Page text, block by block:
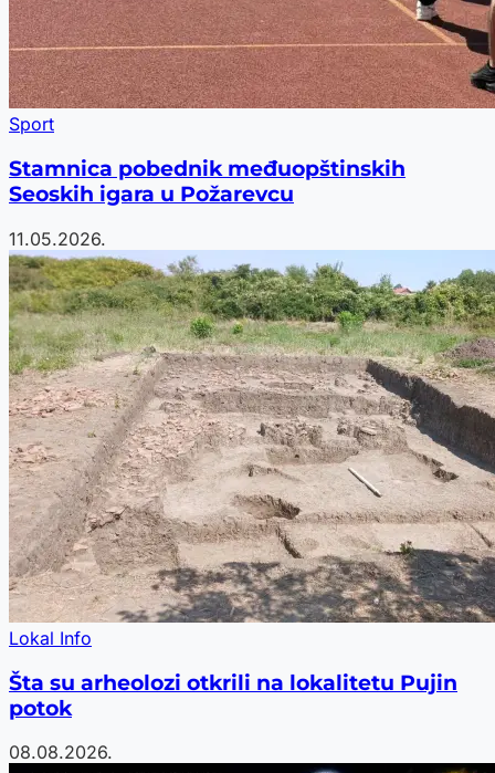
Sport
Stamnica pobednik međuopštinskih
Seoskih igara u Požarevcu
11.05.2026.
Lokal Info
Šta su arheolozi otkrili na lokalitetu Pujin
potok
08.08.2026.